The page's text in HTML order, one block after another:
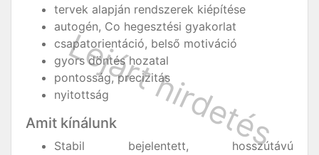
tervek alapján rendszerek kiépítése
autogén, Co hegesztési gyakorlat
csapatorientáció, belső motiváció
gyors döntés hozatal
pontosság, precizitás
nyitottság
Amit kínálunk
Stabil bejelentett, hosszútávú